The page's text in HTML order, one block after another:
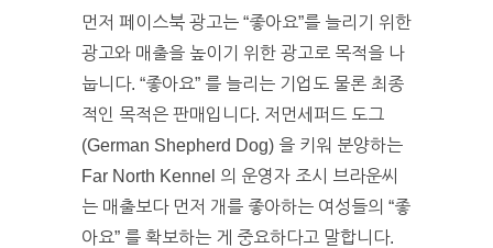
먼저 페이스북 광고는 “좋아요”를 늘리기 위한
광고와 매출을 높이기 위한 광고로 목적을 나
눕니다. “좋아요” 를 늘리는 기업도 물론 최종
적인 목적은 판매입니다. 저먼세퍼드 도그
(German Shepherd Dog) 을 키워 분양하는
Far North Kennel 의 운영자 조시 브라운씨
는 매출보다 먼저 개를 좋아하는 여성들의 “좋
아요” 를 확보하는 게 중요하다고 말합니다.